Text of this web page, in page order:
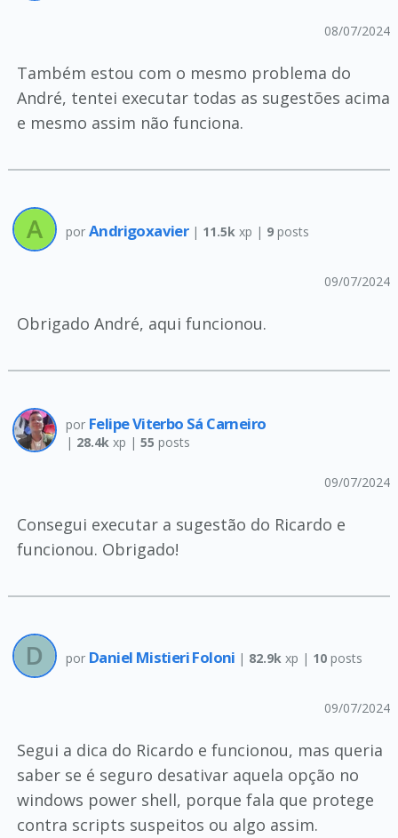
08/07/2024
Também estou com o mesmo problema do
André, tentei executar todas as sugestões acima
e mesmo assim não funciona.
por Andrigoxavier | 11.5kxp | 9posts
09/07/2024
Obrigado André, aqui funcionou.
por Felipe Viterbo Sá Carneiro
| 28.4k xp | 55 posts
09/07/2024
Consegui executar a sugestão do Ricardo e
funcionou. Obrigado!
por Daniel Mistieri Foloni | 82.9k xp | 10 posts
09/07/2024
Segui a dica do Ricardo e funcionou, mas queria
saber se é seguro desativar aquela opção no
windows power shell, porque fala que protege
contra scripts suspeitos ou algo assim.